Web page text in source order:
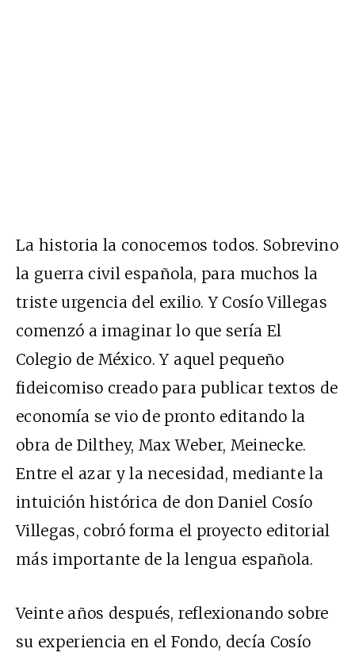
La historia la conocemos todos. Sobrevino
la guerra civil española, para muchos la
triste urgencia del exilio. Y Cosío Villegas
comenzó a imaginar lo que sería El
Colegio de México. Y aquel pequeño
fideicomiso creado para publicar textos de
economía se vio de pronto editando la
obra de Dilthey, Max Weber, Meinecke.
Entre el azar y la necesidad, mediante la
intuición histórica de don Daniel Cosío
Villegas, cobró forma el proyecto editorial
más importante de la lengua española.
Veinte años después, reflexionando sobre
su experiencia en el Fondo, decía Cosío